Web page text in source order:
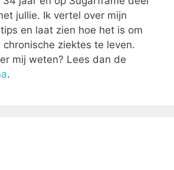
jullie. Ik vertel over mijn
en laat zien hoe het is om
ziektes te leven.
mij weten? Lees dan de
.